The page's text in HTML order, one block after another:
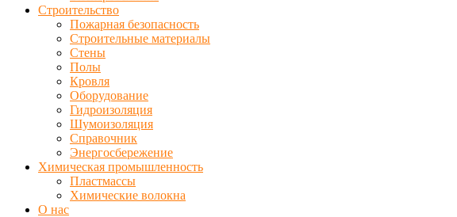
Строительство
Пожарная безопасность
Строительные материалы
Стены
Полы
Кровля
Оборудование
Гидроизоляция
Шумоизоляция
Справочник
Энергосбережение
Химическая промышленность
Пластмассы
Химические волокна
О нас